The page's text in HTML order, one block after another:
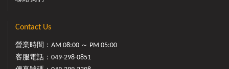
Contact Us
營業時間：AM 08:00 ～ PM 05:00
客服電話： 049-298-0851